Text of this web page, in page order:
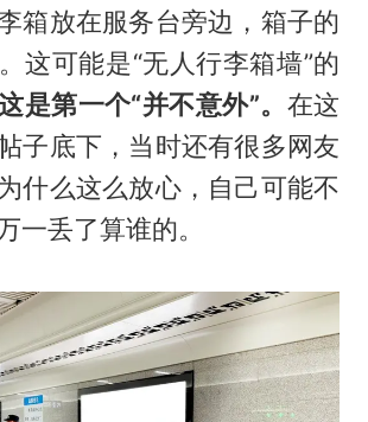
箱放在服务台旁边，箱子的
这可能是“无人行李箱墙”的
是第一个“并不意外”。 在这
子底下，当时还有很多网友
什么这么放心，自己可能不
一丢了算谁的。